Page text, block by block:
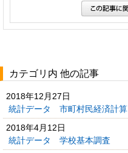
カテゴリ内 他の記事
2018年12月27日
統計データ 市町村民経済計算
2018年4月12日
統計データ 学校基本調査